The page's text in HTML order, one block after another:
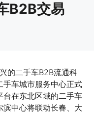
B2B交易
的二手车B2B流通科
手车城市服务中心正式
台在东北区域的二手车
中心将联动长春、大